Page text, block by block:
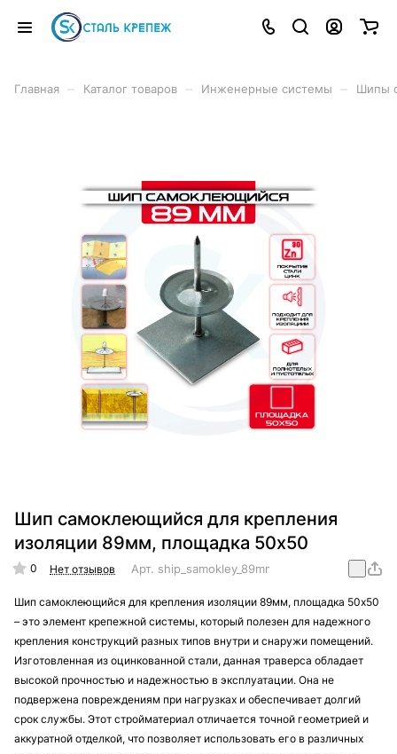
Главная Каталог товаров Инженерные системы Шипы
Шип самоклеющийся для крепления
изоляции 89мм, площадка 50х50
0 Нет отзывов Арт. ship_samokley_89mm_50х50
Шип самоклеющийся для крепления изоляции 89мм, площадка 50х50
– это элемент крепежной системы, который полезен для надежного
крепления конструкций разных типов внутри и снаружи помещений.
Изготовленная из оцинкованной стали, данная траверса обладает
высокой прочностью и надежностью в эксплуатации. Она не
подвержена повреждениям при нагрузках и обеспечивает долгий
срок службы. Этот стройматериал отличается точной геометрией и
аккуратной отделкой, что позволяет использовать его в различных